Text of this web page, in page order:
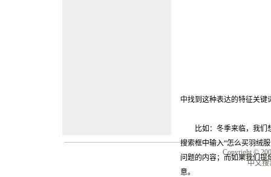
中找到这种表达的特征关键
比如：冬季来临，我们想
搜索框中输入“怎么买羽绒
问题的内容；而如果我们提
意。
Copyright ©
中文搜